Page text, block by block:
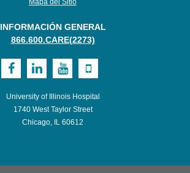
Mapa del Sitio
INFORMACIÓN GENERAL
866.600.CARE(2273)
Visit
Health
on
Visit
Health
on
Visit
Health
on
Visit
Health
University of Illinois Hospital
1740 West Taylor Street
Chicago, IL 60612